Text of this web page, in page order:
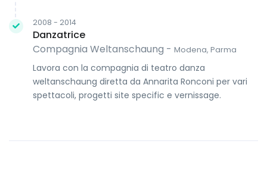
2008 - 2014
Danzatrice
Compagnia Weltanschaung - Modena, Parma
Lavora con la compagnia di teatro danza
weltanschaung diretta da Annarita Ronconi per vari
spettacoli, progetti site specific e vernissage.